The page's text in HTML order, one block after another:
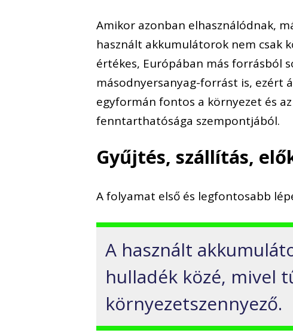
Amikor azonban elhasználódnak,
használt akkumulátorok nem csak
értékes, Európában más forrásból
másodnyersanyag-forrást is, ezért
egyformán fontos a környezet és
fenntarthatósága szempontjából.
Gyűjtés, szállítás,
A folyamat első és legfontosabb
A használt
hulladék közé, mivel
környezetszennyező.